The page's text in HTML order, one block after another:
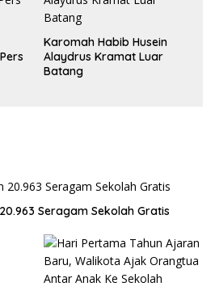
Karomah Habib Husein
Alaydrus Kramat Luar
Batang
Seragam Sekolah Gratis